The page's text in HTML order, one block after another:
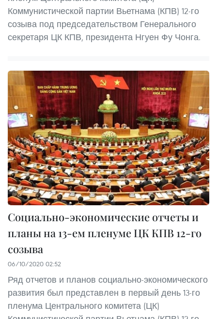
Коммунистической партии Вьетнама (КПВ) 12-го
созыва под председательством Генерального
секретаря ЦК КПВ, президента Нгуен Фу Чонга.
Социально-экономические отчеты и
планы на 13-ем пленуме ЦК КПВ 12-го
созыва
06/10/2020 02:52
Ряд отчетов и планов социально-экономического
развития был представлен в первый день 13-го
пленума Центрального комитета (ЦК)